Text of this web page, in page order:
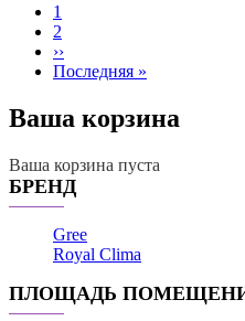
Нумерация
страниц
Текущая
страница
1
Page
2
Следующая
страница
››
Последняя
Последняя »
Ваша корзина
Ваша корзина пуста
БРЕНД
Gree
Royal Clima
ПЛОЩАДЬ